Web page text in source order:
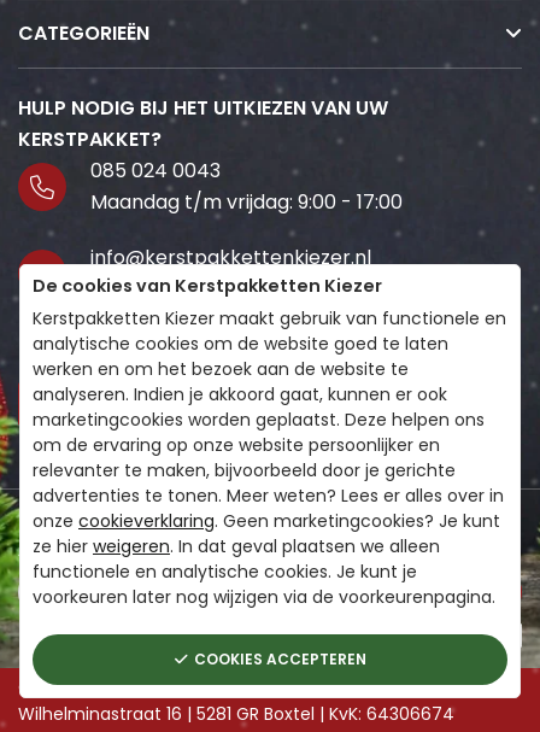
CATEGORIEËN
HULP NODIG BIJ HET UITKIEZEN VAN UW
KERSTPAKKET?
085 024 0043
Maandag t/m vrijdag: 9:00 - 17:00
info@kerstpakkettenkiezer.nl
Wij staan voor je klaar!
Volg ons
BLIJF OP DE HOOGTE VAN HET KERSTPAKKETTEN
AANBOD
VERZENDEN
Copyright © 2026 - Kerstpakketten Kiezer | Adres:
Wilhelminastraat 16 | 5281 GR Boxtel | KvK: 64306674
De cookies van Kerstpakketten Kiezer
Kerstpakketten Kiezer maakt gebruik van functionele en
analytische cookies om de website goed te laten
werken en om het bezoek aan de website te
analyseren. Indien je akkoord gaat, kunnen er ook
marketingcookies worden geplaatst. Deze helpen ons
om de ervaring op onze website persoonlijker en
relevanter te maken, bijvoorbeeld door je gerichte
advertenties te tonen. Meer weten? Lees er alles over in
onze cookieverklaring. Geen marketingcookies? Je kunt
ze hier weigeren. In dat geval plaatsen we alleen
functionele en analytische cookies. Je kunt je
voorkeuren later nog wijzigen via de voorkeurenpagina.
COOKIES ACCEPTEREN